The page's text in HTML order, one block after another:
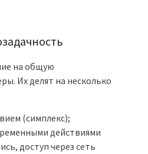
на общую
Их делят на несколько
(симплекс);
действиями
доступ через сеть